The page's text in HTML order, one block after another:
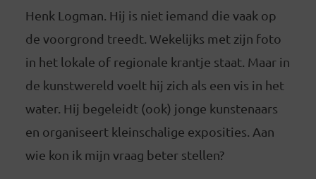
Henk Logman. Hij is niet iemand die vaak op
de voorgrond treedt. Wekelijks met zijn foto
in het lokale of regionale krantje staat. Maar in
de kunstwereld voelt hij zich als een vis in het
water. Hij begeleidt (ook) jonge kunstenaars
en organiseert kleinschalige exposities. Aan
wie kon ik mijn vraag beter stellen?